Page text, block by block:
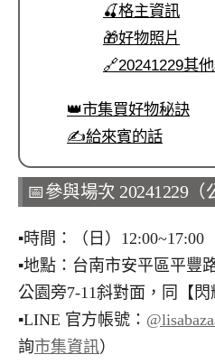
🍒格主資訊
🎁好物照片
🔗20241229其
👑市集買好物秘訣
✍️給來賓的話
📅參與場次 20241229（
▪︎時間：（日）12:00~17:00
▪︎地點：台南市安平區平豐
公園旁7-11斜對面，同【閃
▪︎LINE 官方帳號：
詢市集資訊）